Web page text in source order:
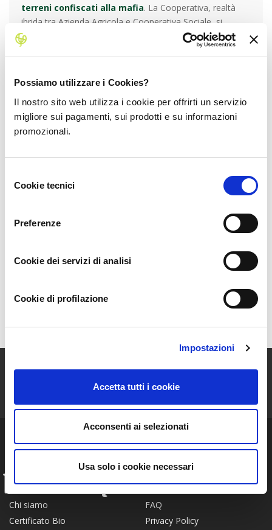
Possiamo utilizzare i Cookies?
Il nostro sito web utilizza i cookie per offrirti un servizio
migliore sui pagamenti, sui prodotti e su informazioni
promozionali.
delCookie tecnici
Preferenze
Cookie dei servizi di analisi
Cookie di profilazione
Impostazioni
Accetta tutti i cookie
Acconsenti ai selezionati
Usa solo i cookie necessari
terreni confiscati alla mafia. La Cooperativa, realtà
ibrida tra Azienda Agricola e Cooperativa Sociale, si
occupa di
formazionee
inserimento lavorativo
di giovani dell’area penale:
Cooperativa ha avviato sia unaserra di 400 metri
laboratorio di confezionamento. Il nome dell’azienda
richiama l’obiettivo del lavoro che svolge ogni giorno,
ovvero quello di rispettare la terra così come la terra
dei soci della Cooperativa, “è impensabile progettare un
intervento di riabilitazione e cura della persona senza
pensare anche a salvaguardare il pianeta rispettando la
biologiche!
La Scelta
ISCRIVITI ALLA NEWSLETTER
Resta aggiornato sulle storie e le novità della nostra Community!
Chi siamo
Certificato Bio
INFO
FAQ
Privacy Policy